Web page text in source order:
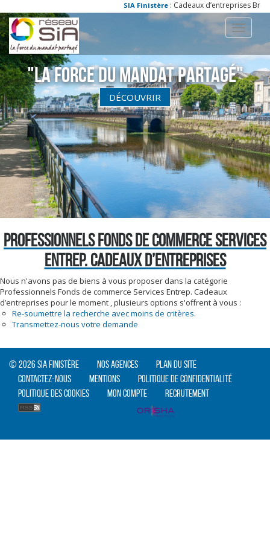
SIA Finistère: Cadeaux d’entreprises
Toggle
"La Force du Mandat partagé"
DÉCOUVRIR
PROFESSIONNELS FONDS DE COMMERCE SERVICES
ENTREP. CADEAUX D’ENTREPRISES
Nous n'avons pas de biens à vous proposer dans la catégorie
Professionnels Fonds de commerce Services Entrep. Cadeaux
d’entreprises pour le moment , plusieurs options s'offrent à vous :
Re-soumettre la recherche avec moins de critères.
Transmettez-nous votre demande
© 2026 SIA Finistère Nos agences
Plan du site
Contactez-nous
Mentions
Politique de confidentialité
Politique des cookies
Mon compte Recrutement